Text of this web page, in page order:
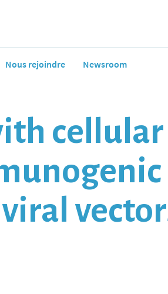
Nous rejoindre Newsroom
cellular